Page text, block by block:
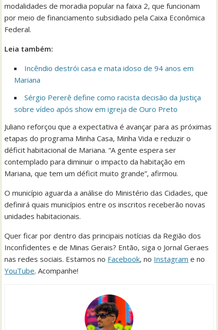
modalidades de moradia popular na faixa 2, que funcionam
por meio de financiamento subsidiado pela Caixa Econômica
Federal.
Leia também:
Incêndio destrói casa e mata idoso de 94 anos em
Mariana
Sérgio Pererê define como racista decisão da Justiça
sobre vídeo após show em igreja de Ouro Preto
Juliano reforçou que a expectativa é avançar para as próximas
etapas do programa Minha Casa, Minha Vida e reduzir o
déficit habitacional de Mariana. “A gente espera ser
contemplado para diminuir o impacto da habitação em
Mariana, que tem um déficit muito grande”, afirmou.
O município aguarda a análise do Ministério das Cidades, que
definirá quais municípios entre os inscritos receberão novas
unidades habitacionais.
Quer ficar por dentro das principais notícias da Região dos
Inconfidentes e de Minas Gerais? Então, siga o Jornal Geraes
nas redes sociais. Estamos no Facebook, no Instagram e no
YouTube. Acompanhe!